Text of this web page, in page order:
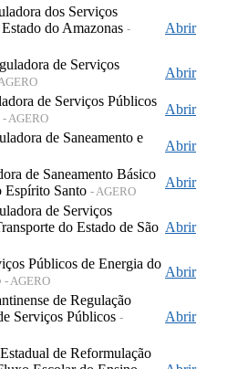
dos Serviços
do Amazonas -
Abrir
de Serviços
Abrir
de Serviços Públicos
- AGERO
Abrir
de Saneamento e
Abrir
de Saneamento Básico
Espírito Santo - AGERO
Abrir
de Serviços
do Estado de São Abrir
Públicos de Energia do
- AGERO
Abrir
de Regulação
Serviços Públicos -
Abrir
de Reformulação